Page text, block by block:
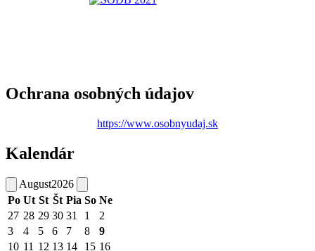
Ochrana osobných údajov
https://www.osobnyudaj.sk
Kalendár
August2026
Po Ut St Št Pia So Ne
27 28 29 30 31 1
2
3
4 5 6 7 8
9
10 11 12 13 14 15 16